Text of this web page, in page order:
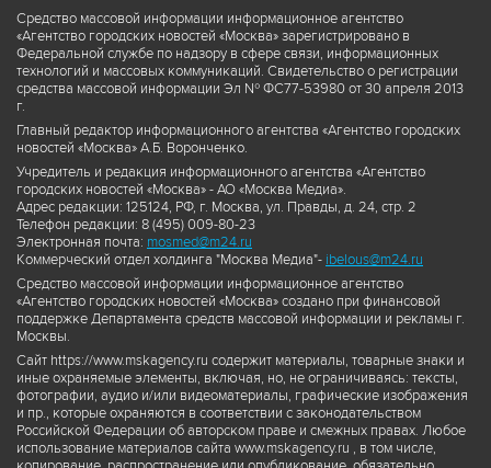
Средство массовой информации информационное агентство
«Агентство городских новостей «Москва» зарегистрировано в
Федеральной службе по надзору в сфере связи, информационных
технологий и массовых коммуникаций. Свидетельство о регистрации
средства массовой информации Эл № ФС77-53980 от 30 апреля 2013
г.
Главный редактор информационного агентства «Агентство городских
новостей «Москва» А.Б. Воронченко.
Учредитель и редакция информационного агентства «Агентство
городских новостей «Москва» - АО «Москва Медиа».
Адрес редакции: 125124, РФ, г. Москва, ул. Правды, д. 24, стр. 2
Телефон редакции: 8 (495) 009-80-23
Электронная почта: mosmed@m24.ru
Коммерческий отдел холдинга "Москва Медиа"- ibelous@m24.ru
Средство массовой информации информационное агентство
«Агентство городских новостей «Москва» создано при финансовой
поддержке Департамента средств массовой информации и рекламы г.
Москвы.
Сайт https://www.mskagency.ru содержит материалы, товарные знаки и
иные охраняемые элементы, включая, но, не ограничиваясь: тексты,
фотографии, аудио и/или видеоматериалы, графические изображения
и пр., которые охраняются в соответствии с законодательством
Российской Федерации об авторском праве и смежных правах. Любое
использование материалов сайта www.mskagency.ru , в том числе,